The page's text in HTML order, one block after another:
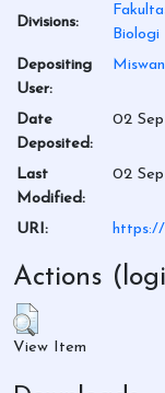
Divisions:
Biologi
Depositing
User:
Date
Deposited:
02
Last
Modified:
02
URI: https://
Actions
View Item